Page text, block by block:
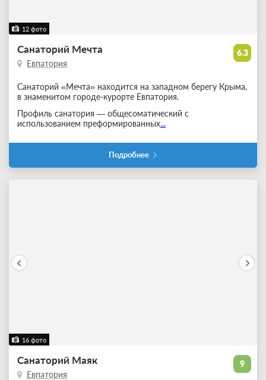
12 фото
6.3
Санаторий Мечта
Евпатория
Санаторий «Мечта» находится на западном берегу Крыма,
в знаменитом городе-курорте Евпатория.
Профиль санатория — общесоматический с
использованием преформированных...
Подробнее
16 фото
9
Санаторий Маяк
Евпатория